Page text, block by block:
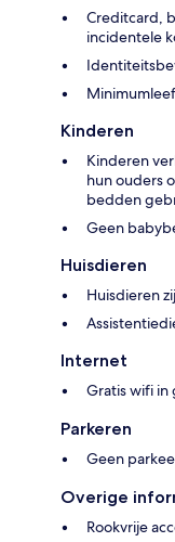
Creditcard,
incidentele
Kinderen
Kinderen
hun ouders
bedden
Geen
Huisdieren
Huisdieren
Internet
Gratis wifi in
Parkeren
Geen
Overige
Rookvrije